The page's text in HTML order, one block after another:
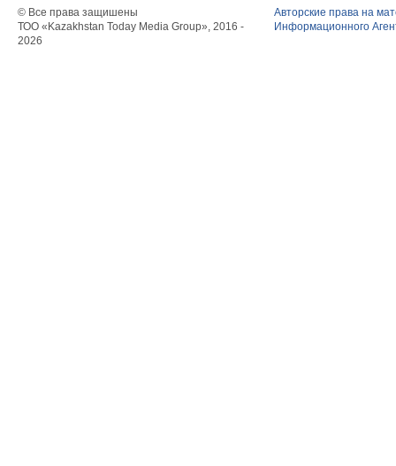
© Все права защишены
ТОО «Kazakhstan Today Media Group», 2016 -
2026
Авторские права на
Информационного